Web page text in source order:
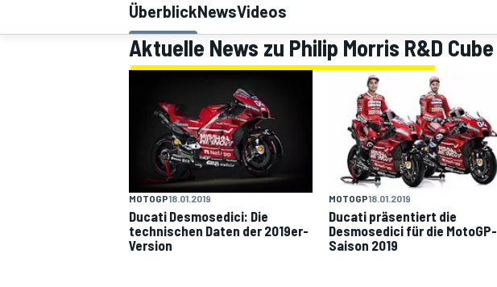
MOTOGP
ÜberblickNewsVideos
Aktuelle News zu Philip Morris R&D Cube
MOTOGP18.01.2019
Ducati Desmosedici: Die
technischen Daten der 2019er-
Version
MOTOGP18.01.2019
Ducati präsentiert die
Desmosedici für die MotoGP-
Saison 2019